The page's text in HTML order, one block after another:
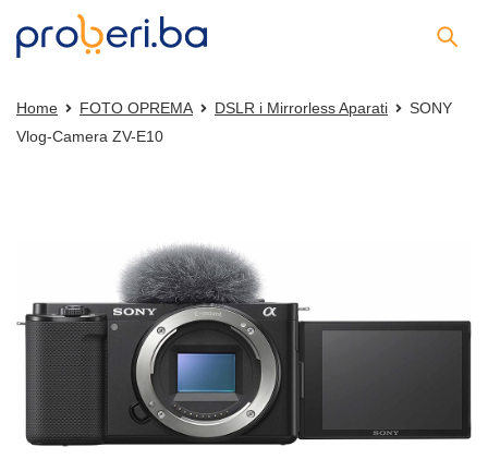
Home FOTO OPREMA DSLR i Mirrorless Aparati
SONY
Vlog-Camera ZV-E10